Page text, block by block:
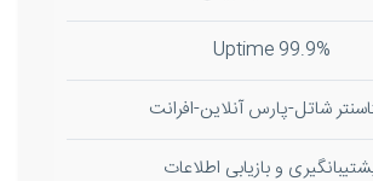
99.9% Uptime
شاتل-پارس آنلاین-افرانت
و بازیابی اطلاعات